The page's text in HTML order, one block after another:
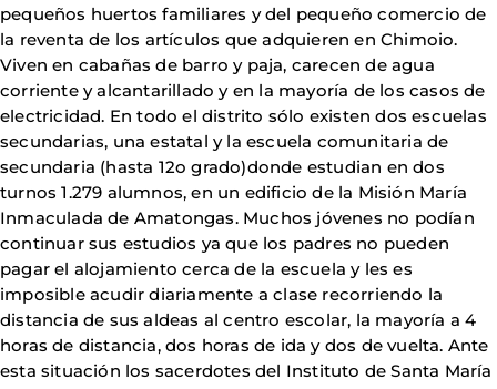
pequeños huertos familiares y del pequeño comercio de
la reventa de los artículos que adquieren en Chimoio.
Viven en cabañas de barro y paja, carecen de agua
corriente y alcantarillado y en la mayoría de los casos de
electricidad. En todo el distrito sólo existen dos escuelas
secundarias, una estatal y la escuela comunitaria de
secundaria (hasta 12o grado)donde estudian en dos
turnos 1.279 alumnos, en un edificio de la Misión María
Inmaculada de Amatongas. Muchos jóvenes no podían
continuar sus estudios ya que los padres no pueden
pagar el alojamiento cerca de la escuela y les es
imposible acudir diariamente a clase recorriendo la
distancia de sus aldeas al centro escolar, la mayoría a 4
horas de distancia, dos horas de ida y dos de vuelta. Ante
esta situación los sacerdotes del Instituto de Santa María